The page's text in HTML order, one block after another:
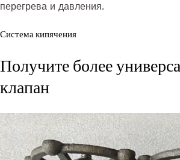
перегрева и давления.
Система кипячения
Получите более
клапан